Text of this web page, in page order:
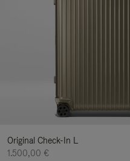
Original Check-In L
1.500,00 €